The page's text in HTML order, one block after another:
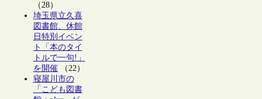
（28）
埼玉県立久喜
図書館、休館
日特別イベン
ト「本のタイ
トルで一句!」
を開催（22）
寝屋川市の
「こども図書